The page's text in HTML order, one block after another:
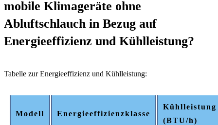
mobile Klimageräte ohne
Abluftschlauch in Bezug auf
Energieeffizienz und Kühlleistung?
Tabelle zur Energieeffizienz und Kühlleistung:
Modell Energieeffizienzklasse
Kühlleistung
(BTU/h)